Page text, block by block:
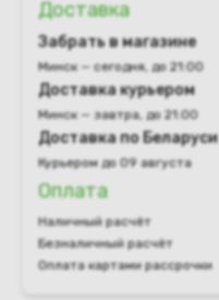
Доставка
Забрать в магазине
Минск — сегодня, до 21:00
Доставка курьером
Минск — завтра, до 21:00
Доставка по Беларуси
Курьером до 09 августа
Оплата
Наличный расчёт
Безналичный расчёт
Оплата картами рассрочки